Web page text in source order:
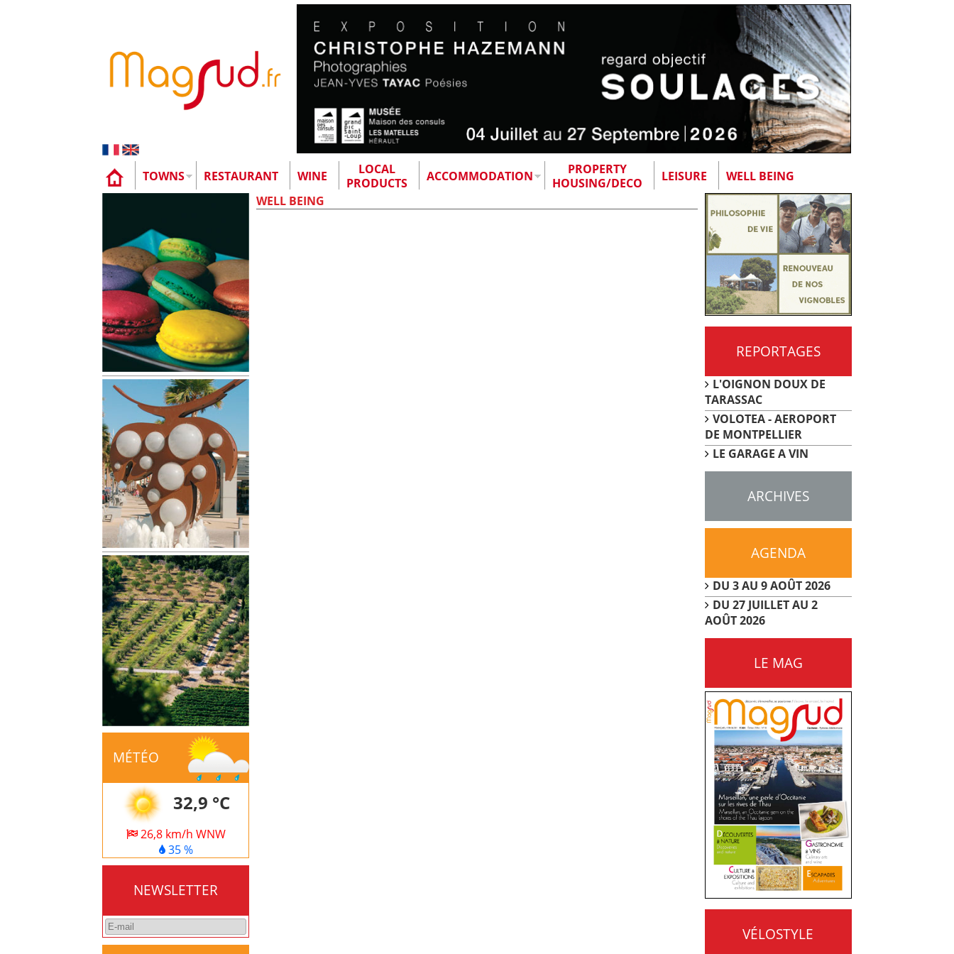
TOWNS RESTAURANT WINE
LOCAL
PRODUCTS
ACCOMMODATION
PROPERTY
HOUSING/DECO
LEISURE
WELL BEING
WELL BEING
MÉTÉO
32,9 °C
26,8 km/h WNW
35 %
NEWSLETTER
REPORTAGES
L'OIGNON DOUX DE
TARASSAC
VOLOTEA - AEROPORT
DE MONTPELLIER
LE GARAGE A VIN
ARCHIVES
AGENDA
DU 3 AU 9 AOÛT 2026
DU 27 JUILLET AU 2
AOÛT 2026
LE MAG
VÉLOSTYLE